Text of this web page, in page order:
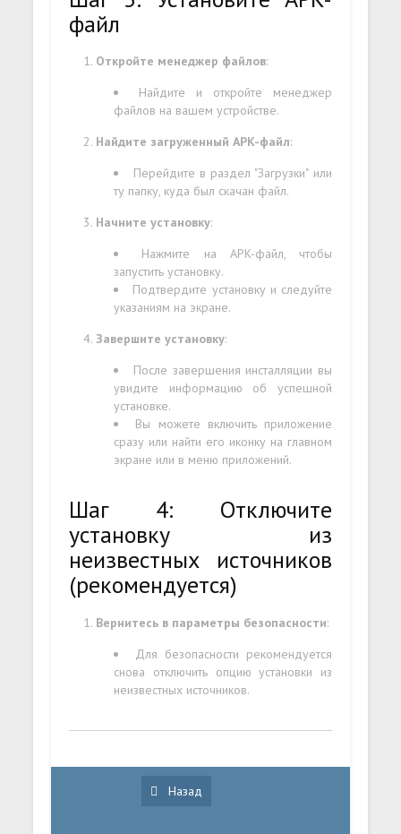
файл
Откройте менеджер файлов:
Найдите и откройте менеджер
файлов на вашем устройстве.
Найдите загруженный APK-файл:
Перейдите в раздел "Загрузки" или
ту папку, куда был скачан файл.
Начните установку:
Нажмите на APK-файл, чтобы
запустить установку.
Подтвердите установку и следуйте
указаниям на экране.
Завершите установку:
После завершения инсталляции вы
увидите информацию об успешной
установке.
Вы можете включить приложение
сразу или найти его иконку на главном
экране или в меню приложений.
Шаг 4: Отключите
установку из
неизвестных источников
(рекомендуется)
Вернитесь в параметры безопасности:
Для безопасности рекомендуется
снова отключить опцию установки из
неизвестных источников.
Назад